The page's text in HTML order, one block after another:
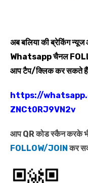
अब बलिया की ब्रेकिंग
Whatsappचैनल
आप टैप/क्लिक कर सकते
https://
ZNCt0RJ9VN2v
आप QR कोड स्कैन करके
FOLLOW/JOINकर